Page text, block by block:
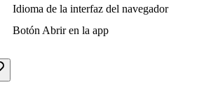
Idioma de la interfaz del navegador
Botón Abrir en la app